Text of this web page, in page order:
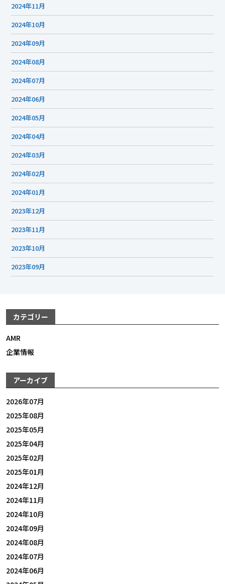
2024年11月
2024年10月
2024年09月
2024年08月
2024年07月
2024年06月
2024年05月
2024年04月
2024年03月
2024年02月
2024年01月
2023年12月
2023年11月
2023年10月
2023年09月
カテゴリー
AMR
企業情報
アーカイブ
2026年07月
2025年08月
2025年05月
2025年04月
2025年02月
2025年01月
2024年12月
2024年11月
2024年10月
2024年09月
2024年08月
2024年07月
2024年06月